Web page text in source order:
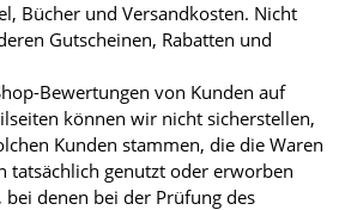
Bücher und Versandkosten. Nicht
Gutscheinen, Rabatten und
Bewertungen von Kunden auf
können wir nicht sicherstellen,
Kunden stammen, die die Waren
tatsächlich genutzt oder erworben
denen bei der Prüfung des